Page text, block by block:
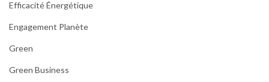
Efficacité Énergétique
Engagement Planète
Green
Green Business